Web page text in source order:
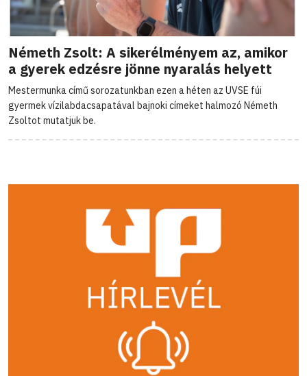
Németh Zsolt: A sikerélményem az, amikor
a gyerek edzésre jönne nyaralás helyett
Mestermunka című sorozatunkban ezen a héten az UVSE fúi
gyermek vízilabdacsapatával bajnoki címeket halmozó Németh
Zsoltot mutatjuk be.